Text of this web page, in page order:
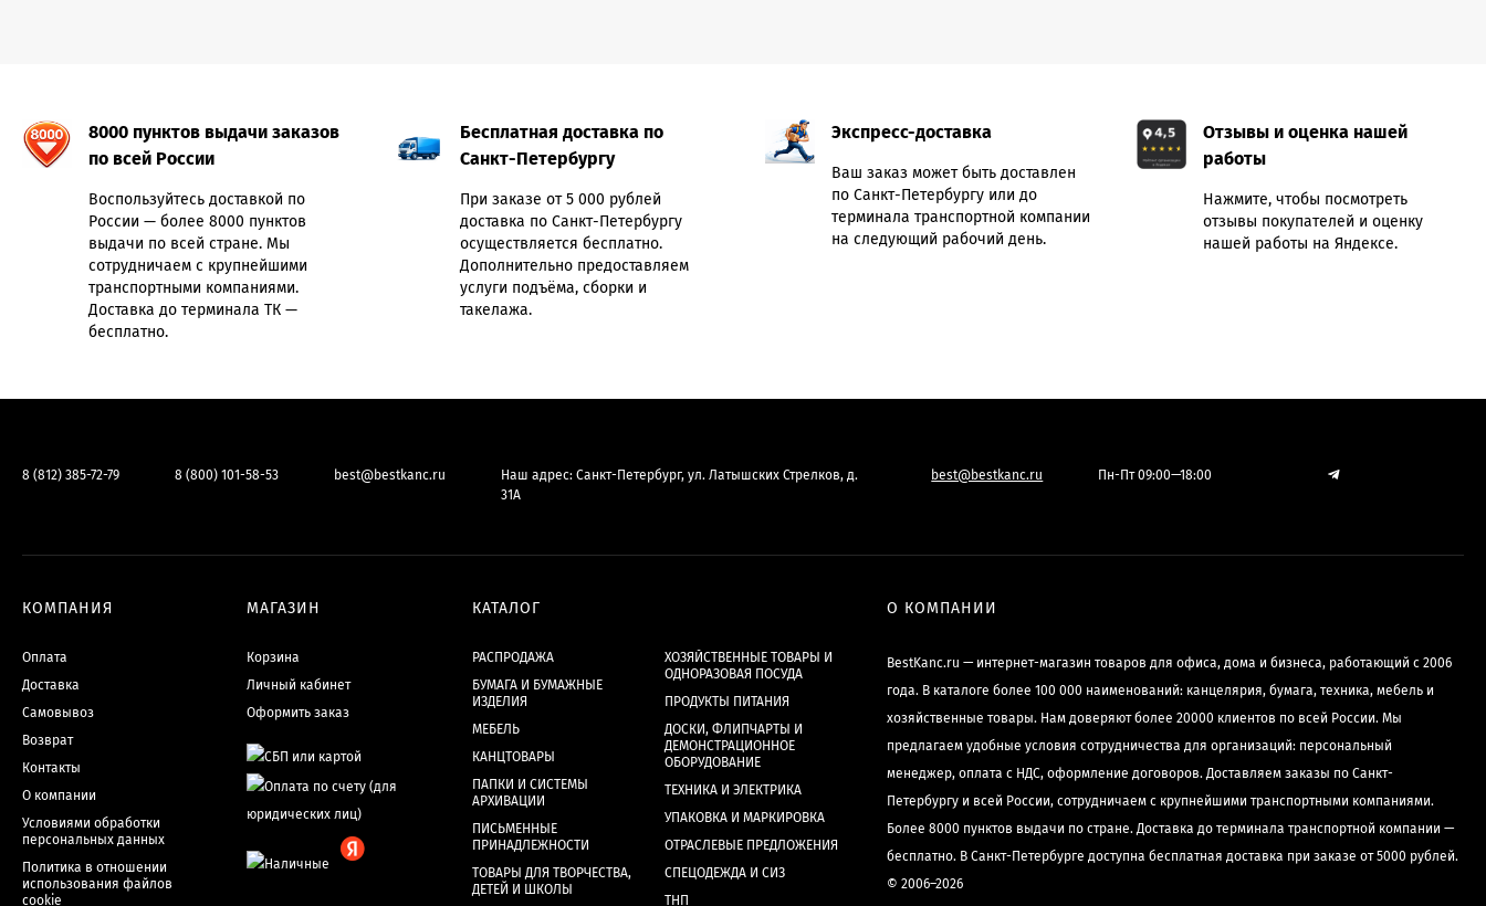
8000 пунктов выдачи заказов
по всей России
Воспользуйтесь доставкой по
России — более 8000 пунктов
выдачи по всей стране. Мы
сотрудничаем с крупнейшими
транспортными компаниями.
Доставка до терминала ТК —
бесплатно.
Бесплатная доставка по
Санкт-Петербургу
При заказе от 5 000 рублей
доставка по Санкт-Петербургу
осуществляется бесплатно.
Дополнительно предоставляем
услуги подъёма, сборки и
такелажа.
Экспресс-доставка
Ваш заказ может быть доставлен
по Санкт-Петербургу или до
терминала транспортной компании
на следующий рабочий день.
Отзывы и оценка нашей
работы
Нажмите, чтобы посмотреть
отзывы покупателей и оценку
нашей работы на Яндексе.
8 (812) 385-72-79 8 (800) 101-58-53 best@bestkanc.ru
Наш адрес: Санкт-Петербург, ул. Латышских Стрелков, д.
31А
best@bestkanc.ru Пн-Пт 09:00—18:00
КОМПАНИЯ
Оплата
Доставка
Самовывоз
Возврат
Контакты
О компании
Условиями обработки
персональных данных
Политика в отношении
использования файлов
cookie
МАГАЗИН
Корзина
Личный кабинет
Оформить заказ
КАТАЛОГ
РАСПРОДАЖА
БУМАГА И БУМАЖНЫЕ
ИЗДЕЛИЯ
МЕБЕЛЬ
КАНЦТОВАРЫ
ПАПКИ И СИСТЕМЫ
АРХИВАЦИИ
ПИСЬМЕННЫЕ
ПРИНАДЛЕЖНОСТИ
ТОВАРЫ ДЛЯ ТВОРЧЕСТВА,
ДЕТЕЙ И ШКОЛЫ
ХОЗЯЙСТВЕННЫЕ ТОВАРЫ И
ОДНОРАЗОВАЯ ПОСУДА
ПРОДУКТЫ ПИТАНИЯ
ДОСКИ, ФЛИПЧАРТЫ И
ДЕМОНСТРАЦИОННОЕ
ОБОРУДОВАНИЕ
ТЕХНИКА И ЭЛЕКТРИКА
УПАКОВКА И МАРКИРОВКА
ОТРАСЛЕВЫЕ ПРЕДЛОЖЕНИЯ
СПЕЦОДЕЖДА И СИЗ
ТНП
О КОМПАНИИ
BestKanc.ru — интернет-магазин товаров для офиса, дома и бизнеса, работающий с 2006
года. В каталоге более 100 000 наименований: канцелярия, бумага, техника, мебель и
хозяйственные товары. Нам доверяют более 20000 клиентов по всей России. Мы
предлагаем удобные условия сотрудничества для организаций: персональный
менеджер, оплата с НДС, оформление договоров. Доставляем заказы по Санкт-
Петербургу и всей России, сотрудничаем с крупнейшими транспортными компаниями.
Более 8000 пунктов выдачи по стране. Доставка до терминала транспортной компании —
бесплатно. В Санкт-Петербурге доступна бесплатная доставка при заказе от 5000 рублей.
© 2006–2026